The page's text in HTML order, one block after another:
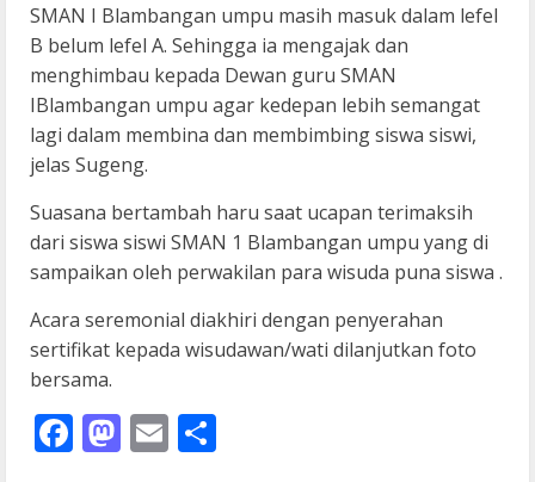
SMAN I Blambangan umpu masih masuk dalam lefel
B belum lefel A. Sehingga ia mengajak dan
menghimbau kepada Dewan guru SMAN
IBlambangan umpu agar kedepan lebih semangat
lagi dalam membina dan membimbing siswa siswi,
jelas Sugeng.
Suasana bertambah haru saat ucapan terimaksih
dari siswa siswi SMAN 1 Blambangan umpu yang di
sampaikan oleh perwakilan para wisuda puna siswa .
Acara seremonial diakhiri dengan penyerahan
sertifikat kepada wisudawan/wati dilanjutkan foto
bersama.
Facebook
Mastodon
Email